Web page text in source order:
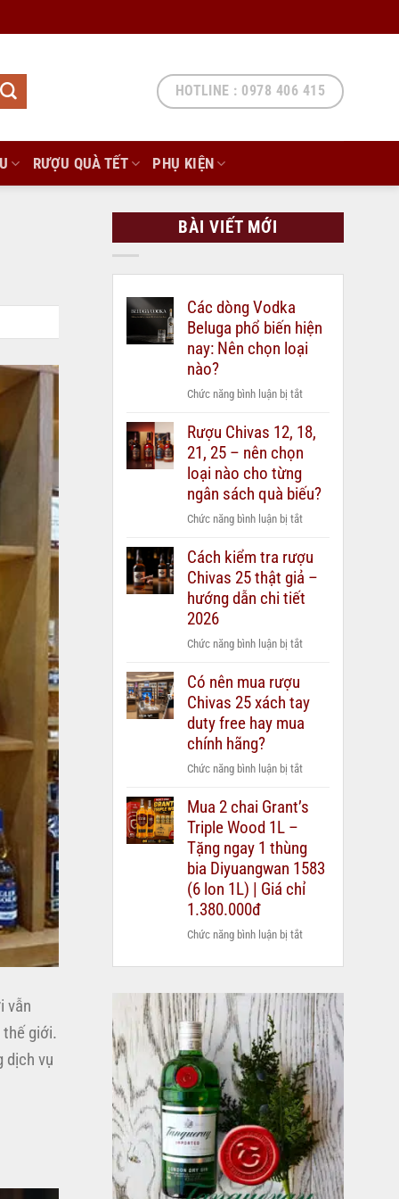
HOTLINE : 0978 406 415
RƯỢU QUÀ TẾT PHỤ KIỆN
vẫn
thế giới.
dịch vụ
BÀI VIẾT MỚI
Các dòng Vodka
Beluga phổ biến hiện
nay: Nên chọn loại
nào?
Chức năng bình luận bị tắtở
dòng
Vodka
phổ
hiện
Nên
chọn
loại
Rượu Chivas 12, 18,
21, 25 – nên chọn
loại nào cho từng
ngân sách quà biếu?
Chức năng bình luận bị tắtở
Chivas
12,
18,
–
loại
nào
Cách kiểm tra rượu
Chivas 25 thật giả –
hướng dẫn chi tiết
2026
Chức năng bình luận bị tắtở
tra
rượu
thật
–
dẫn
chi
tiết
Có nên mua rượu
Chivas 25 xách tay
duty free hay mua
chính hãng?
Chức năng bình luận bị tắtở
nên
rượu
Chivas
25
xách
duty
mua
chính
hãng?
Mua 2 chai Grant’s
Triple Wood 1L –
Tặng ngay 1 thùng
bia Diyuangwan 1583
(6 lon 1L) | Giá chỉ
1.380.000đ
Chức năng bình luận bị tắtở
Grant’s
Triple
Wood
1L
–
Tặng
ngay
1
thùng
bia
Diyuangwan